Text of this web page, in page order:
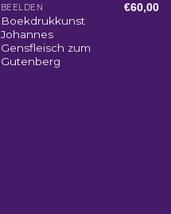
BEELDEN
Boekdrukkunst
Johannes
Gensfleisch zum
Gutenberg
€60,00